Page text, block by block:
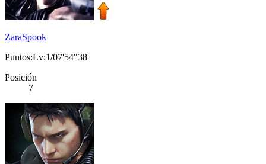
ZaraSpook
Puntos:Lv:1/07'54"38
Posición
7